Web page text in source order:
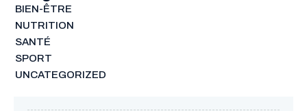
BIEN-ÊTRE
NUTRITION
SANTÉ
SPORT
UNCATEGORIZED